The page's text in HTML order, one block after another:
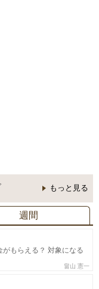
もっと見る
週間
もらえる？ 対象になる
畠山 憲一